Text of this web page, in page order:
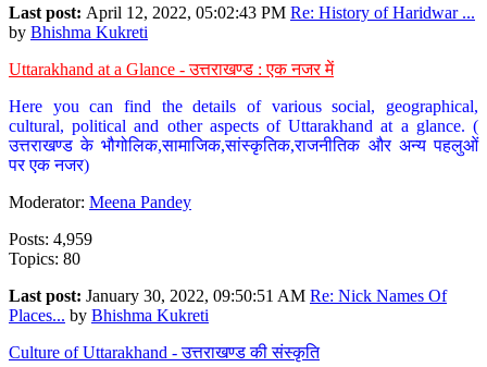
Last post: April 12, 2022, 05:02:43 PM Re: History of Haridwar ...
by Bhishma Kukreti
Uttarakhand at a Glance - उत्तराखण्ड : एक नजर में
Here you can find the details of various social, geographical,
cultural, political and other aspects of Uttarakhand at a glance. (
उत्तराखण्ड के भौगोलिक,सामाजिक,सांस्कृतिक,राजनीतिक और अन्य पहलुओं
पर एक नजर)
Moderator: Meena Pandey
Posts: 4,959
Topics: 80
Last post: January 30, 2022, 09:50:51 AM Re: Nick Names Of
Places... by Bhishma Kukreti
Culture of Uttarakhand - उत्तराखण्ड की संस्कृति